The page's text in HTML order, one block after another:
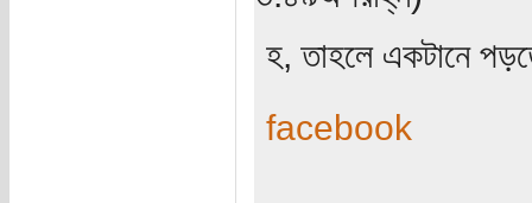
হ, তাহলে একটানে
facebook